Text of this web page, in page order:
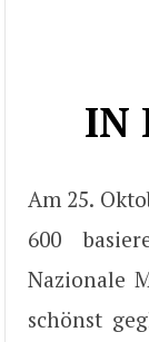
IN
Am 25.
600
Nazionale
schönst